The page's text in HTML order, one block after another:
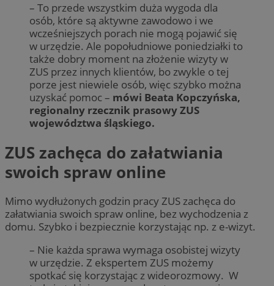
– To przede wszystkim duża wygoda dla
osób, które są aktywne zawodowo i we
wcześniejszych porach nie mogą pojawić się
w urzędzie. Ale popołudniowe poniedziałki to
także dobry moment na złożenie wizyty w
ZUS przez innych klientów, bo zwykle o tej
porze jest niewiele osób, więc szybko można
uzyskać pomoc – mówi Beata Kopczyńska,
regionalny rzecznik prasowy ZUS
województwa śląskiego.
ZUS zachęca do załatwiania
swoich spraw online
Mimo wydłużonych godzin pracy ZUS zachęca do
załatwiania swoich spraw online, bez wychodzenia z
domu. Szybko i bezpiecznie korzystając np. z e-wizyt.
– Nie każda sprawa wymaga osobistej wizyty
w urzędzie. Z ekspertem ZUS możemy
spotkać się korzystając z wideorozmowy. W